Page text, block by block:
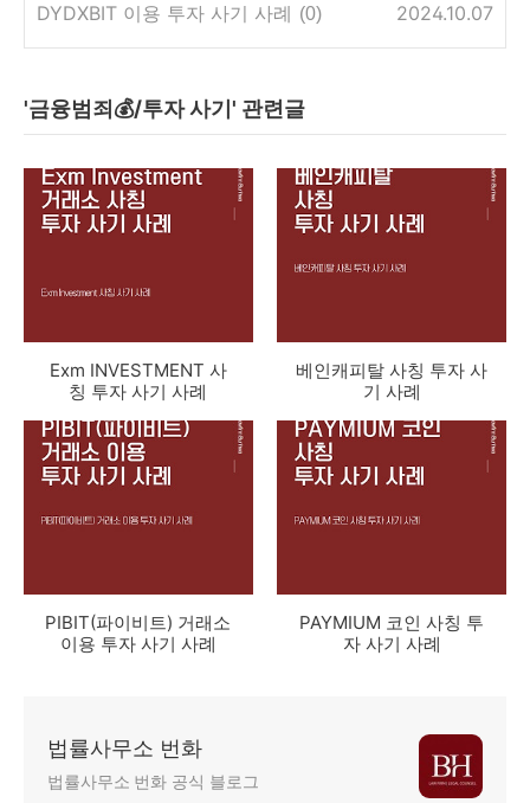
DYDXBIT 이용 투자 사기 사례 (0) 2024.10.07
'금융범죄💰/투자 사기' 관련글
Exm INVESTMENT 사
칭 투자 사기 사례
베인캐피탈 사칭 투자 사
기 사례
PIBIT(파이비트) 거래소
이용 투자 사기 사례
PAYMIUM 코인 사칭 투
자 사기 사례
법률사무소 번화
법률사무소 번화 공식 블로그